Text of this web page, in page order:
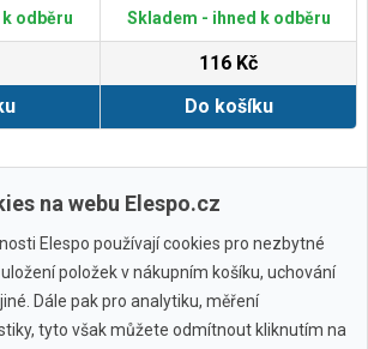
odběru Skladem - ihned k odběru
116 Kč
Do košíku
Zobrazit další
na webu Elespo.cz
Elespo používají cookies pro nezbytné
položek v nákupním košíku, uchování
Dále pak pro analytiku, měření
tyto však můžete odmítnout kliknutím na